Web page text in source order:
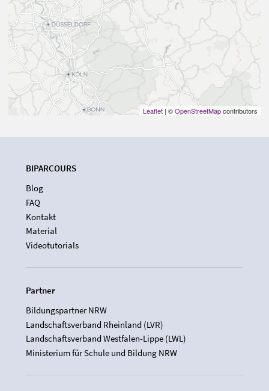
Leaflet | ©OpenStreetMapcontributors
BIPARCOURS
Blog
FAQ
Kontakt
Material
Videotutorials
Partner
Bildungspartner NRW
Landschaftsverband Rheinland (LVR)
Landschaftsverband Westfalen-Lippe (LWL)
Ministerium für Schule und Bildung NRW